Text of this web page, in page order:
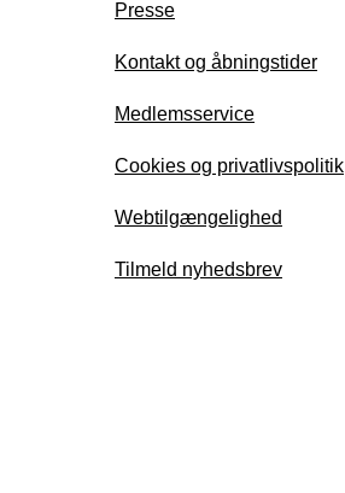
Presse
Kontakt og åbningstider
Medlemsservice
Cookies og privatlivspolitik
Webtilgængelighed
Tilmeld nyhedsbrev